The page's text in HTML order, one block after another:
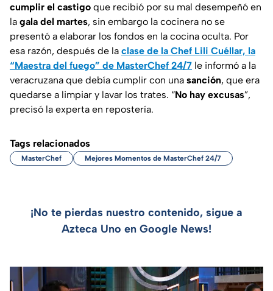
cumplir el castigo que recibió por su mal desempeñó en
la gala del martes, sin embargo la cocinera no se
presentó a elaborar los fondos en la cocina oculta. Por
esa razón, después de la clase de la Chef Lili Cuéllar, la
“Maestra del fuego” de MasterChef 24/7 le informó a la
veracruzana que debía cumplir con una sanción, que era
quedarse a limpiar y lavar los trates. “No hay excusas”,
precisó la experta en repostería.
Tags relacionados
MasterChef Mejores Momentos de MasterChef 24/7
¡No te pierdas nuestro contenido, sigue a
Azteca Uno en Google News!